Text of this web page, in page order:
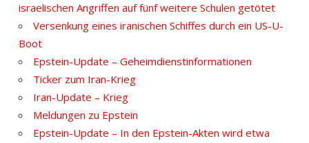
israelischen Angriffen auf fünf weitere Schulen getötet
Versenkung eines iranischen Schiffes durch ein US-U-
Boot
Epstein-Update – Geheimdienstinformationen
Ticker zum Iran-Krieg
Iran-Update – Krieg
Meldungen zu Epstein
Epstein-Update – In den Epstein-Akten wird etwa